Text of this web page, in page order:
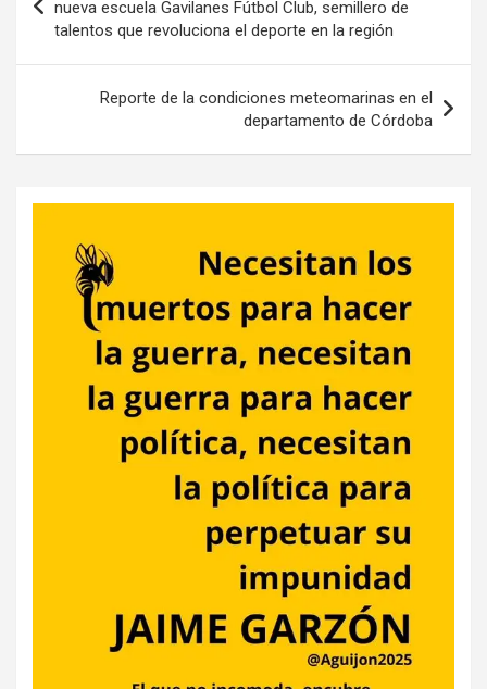
entradas
nueva escuela Gavilanes Fútbol Club, semillero de
talentos que revoluciona el deporte en la región
Reporte de la condiciones meteomarinas en el
departamento de Córdoba